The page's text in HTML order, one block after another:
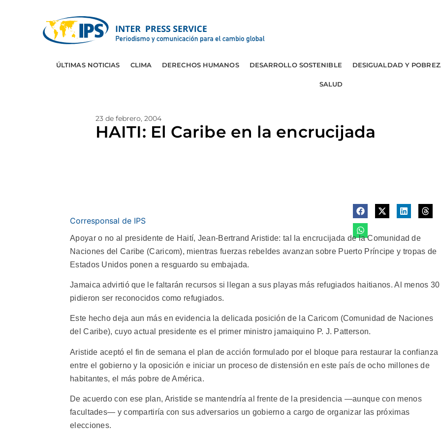
ÚLTIMAS NOTICIAS CLIMA DERECHOS HUMANOS DESARROLLO SOSTENIBLE DESIGUALDAD Y
SALUD
23 de febrero, 2004
HAITI: El Caribe en la encrucijada
Corresponsal de IPS
Apoyar o no al presidente de Haití, Jean-Bertrand Aristide: tal la encrucijada de la Comunidad de
Naciones del Caribe (Caricom), mientras fuerzas rebeldes avanzan sobre Puerto Príncipe y tropas de
Estados Unidos ponen a resguardo su embajada.
Jamaica advirtió que le faltarán recursos si llegan a sus playas más refugiados haitianos. Al menos 30
pidieron ser reconocidos como refugiados.
Este hecho deja aun más en evidencia la delicada posición de la Caricom (Comunidad de Naciones
del Caribe), cuyo actual presidente es el primer ministro jamaiquino P. J. Patterson.
Aristide aceptó el fin de semana el plan de acción formulado por el bloque para restaurar la confianza
entre el gobierno y la oposición e iniciar un proceso de distensión en este país de ocho millones de
habitantes, el más pobre de América.
De acuerdo con ese plan, Aristide se mantendría al frente de la presidencia —aunque con menos
facultades— y compartiría con sus adversarios un gobierno a cargo de organizar las próximas
elecciones.